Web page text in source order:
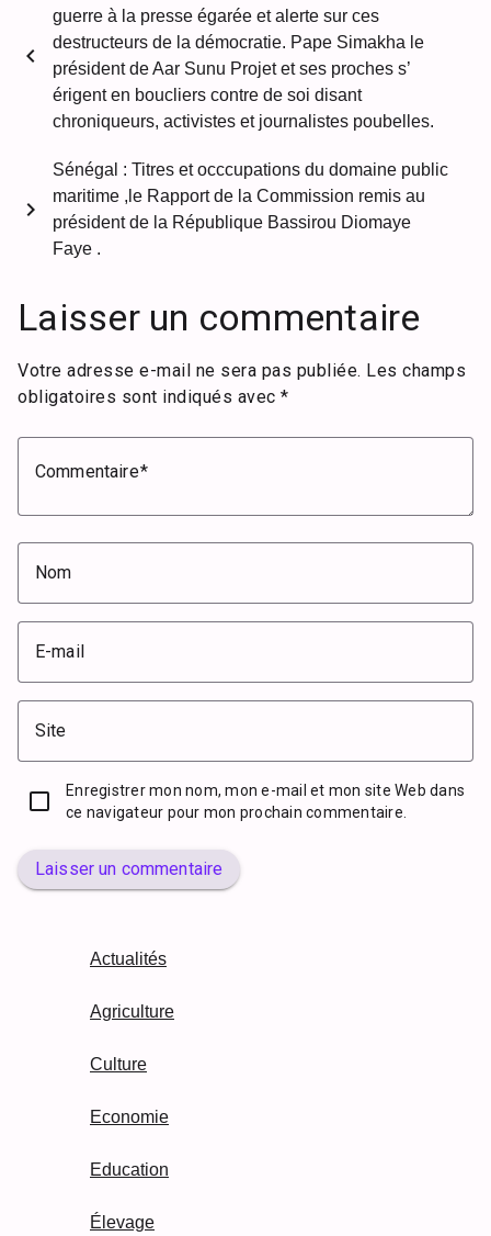
chevron_left
guerre à la presse égarée et alerte sur ces
destructeurs de la démocratie. Pape Simakha le
président de Aar Sunu Projet et ses proches s’
érigent en boucliers contre de soi disant
chroniqueurs, activistes et journalistes poubelles.
Sénégal : Titres et occcupations du domaine public
maritime ,le Rapport de la Commission remis au
président de la République Bassirou Diomaye
Faye .
chevron_right
Laisser un commentaire
Votre adresse e-mail ne sera pas publiée. Les champs
obligatoires sont indiqués avec *
Commentaire
Nom
E-mail
Site
Enregistrer mon nom, mon e-mail et mon site Web dans
ce navigateur pour mon prochain commentaire.
Laisser un commentaire
Actualités
Agriculture
Culture
Economie
Education
Élevage